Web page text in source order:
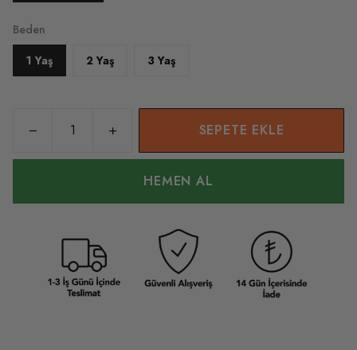
Beden
1 Yaş
2 Yaş 3 Yaş
SEPETE EKLE
HEMEN AL